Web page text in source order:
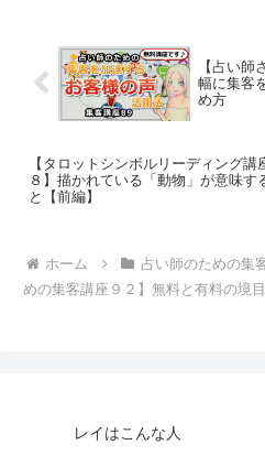
【占い師
幅に集客
め方
【タロットシンボルリーディング講
８】描かれている「動物」が意味す
と【前編】
ホーム 占い師のための集
めの集客講座９２】無料と有料の境
レイはこんな人